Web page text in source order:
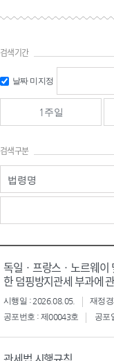
검색기간
날짜 미지정
1주일
검색구분
법령명
독일ㆍ프랑스ㆍ노르웨이
한 덤핑방지관세 부과에
시행일 : 2026.08.05.
재정
공포번호 : 제00043호
공포